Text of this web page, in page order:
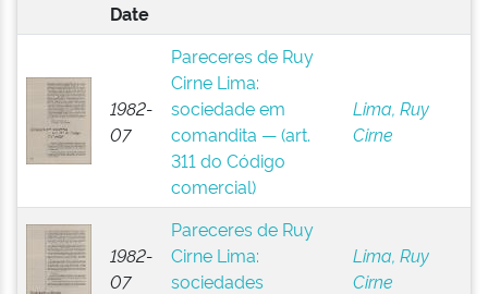
Date
1982-
07
Pareceres de Ruy
Cirne Lima:
sociedade em
comandita — (art.
311 do Código
comercial)
Lima, Ruy
Cirne
1982-
07
Pareceres de Ruy
Cirne Lima:
sociedades
Lima, Ruy
Cirne